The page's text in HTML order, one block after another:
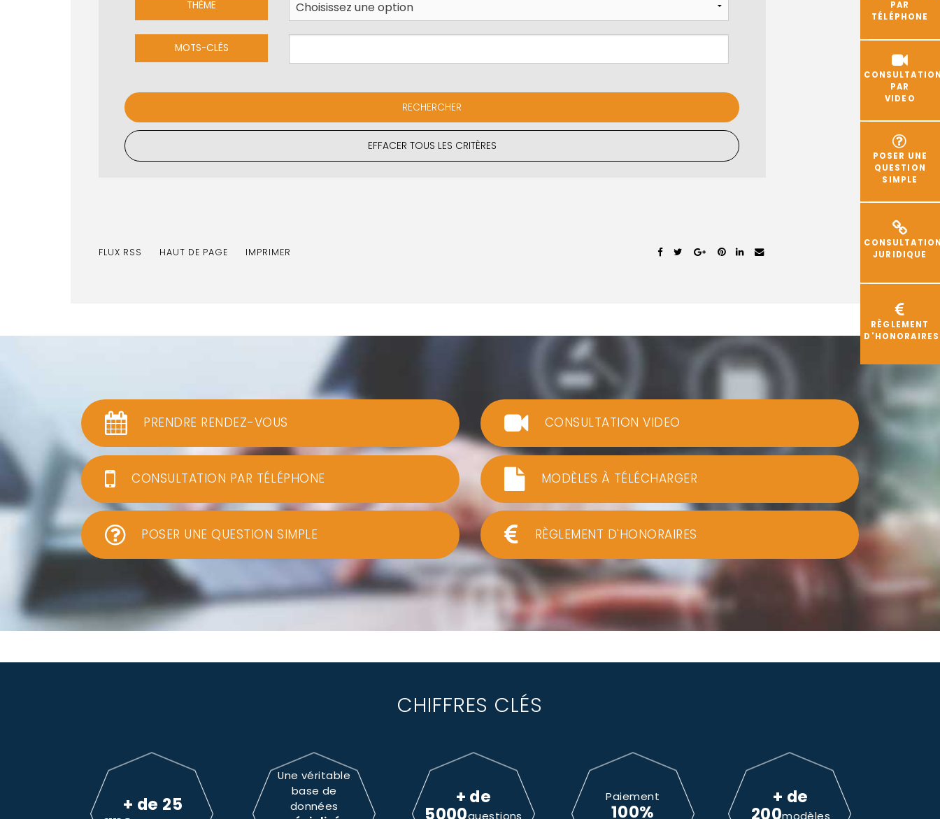
PAR
TÉLÉPHONE
PAR
VIDEO
POSER UNE
QUESTION
SIMPLE
JURIDIQUE
RÈGLEMENT
D'HONORAIRES
THÈME
MOTS-CLÉS
EFFACER TOUS LES CRITÈRES
FLUX RSS HAUT DE PAGE IMPRIMER
PRENDRE RENDEZ-VOUS
CONSULTATION PAR TÉLÉPHONE
POSER UNE QUESTION SIMPLE
CONSULTATION VIDEO
MODÈLES À TÉLÉCHARGER
RÈGLEMENT D'HONORAIRES
CHIFFRES CLÉS
+ de 25
Une véritable
base de
données
+ de
5000questions
Paiement
100%
+ de
200modèles